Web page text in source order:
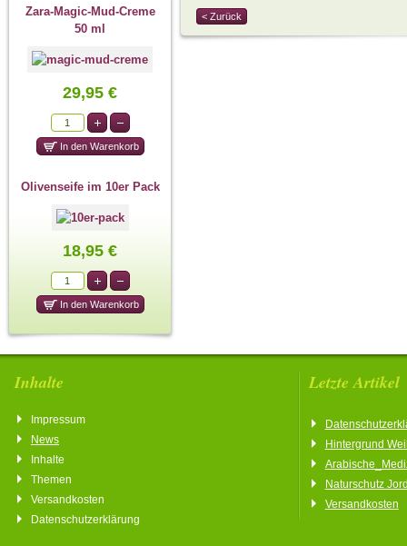
Zara-Magic-Mud-Creme
50 ml
29,95 €
Olivenseife im 10er Pack
18,95 €
< Zurück
Inhalte
Impressum
News
Inhalte
Themen
Versandkosten
Datenschutzerklärung
Letzte Artikel
Hintergrund
Naturschutz
Versandkosten